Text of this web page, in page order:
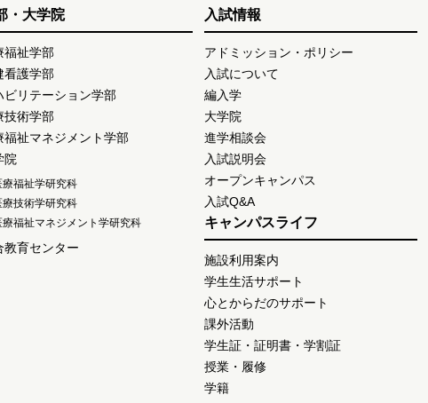
・大学院
福祉学部
看護学部
ビリテーション学部
技術学部
福祉マネジメント学部
院
療福祉学研究科
療技術学研究科
療福祉マネジメント学研究科
教育センター
入試情報
アドミッション・ポリシー
入試について
編入学
大学院
進学相談会
入試説明会
オープンキャンパス
入試Q&A
キャンパスライフ
施設利用案内
学生生活サポート
心とからだのサポート
課外活動
学生証・証明書・学割証
授業・履修
学籍